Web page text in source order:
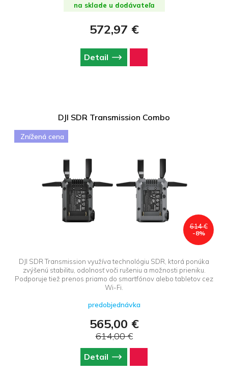
kvalitou zodpovedajúcou rozlíšeniu 512 × 384 px, čím ponúka
výrazne viac detailov ako konkurenčné kamery. Detekčný
dotykový displej s rozlíšením Full HD a dlhá výdrž batérie robia z
terénu, inšpekcie a terénne operácie. Kompaktný dizajn,
vstavaná 32-gigabajtová pamäť a odolnosť s certifikáciou IP54
z neho robia praktický nástroj pripravený na použitie takmer v
na sklade u dodávateľa
572,97 €
Detail
DJI SDR Transmission Combo
Znížená cena
614 €
-8%
DJI SDR Transmission využíva technológiu SDR, ktorá ponúka
zvýšenú stabilitu, odolnosť voči rušeniu a možnosti prieniku.
Podporuje tiež prenos priamo do smartfónov alebo tabletov cez
Wi-Fi.
predobjednávka
565,00 €
614,00 €
Detail